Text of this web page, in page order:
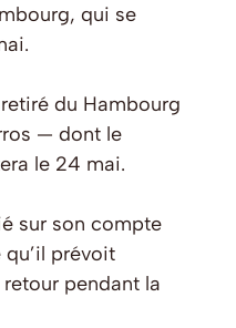
qui se
du Hambourg
— dont le
le 24 mai.
sur son compte
qu’il prévoit
pendant la